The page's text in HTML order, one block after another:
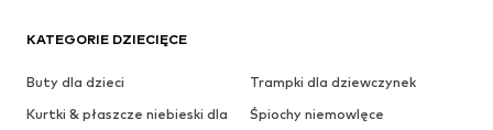
KATEGORIE DZIECIĘCE
Buty dla dzieci
Trampki dla dziewczynek
Kurtki & płaszcze niebieski dla
Śpiochy niemowlęce